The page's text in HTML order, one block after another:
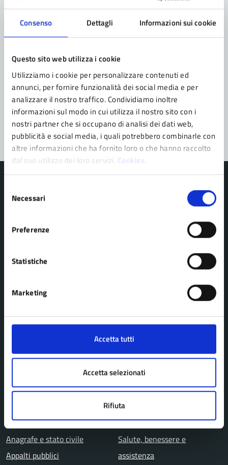
Consenso Dettagli Informazioni sui cookie
Questo sito web utilizza i cookie
Utilizziamo i cookie per personalizzare contenuti ed
annunci, per fornire funzionalità dei social media e per
analizzare il nostro traffico. Condividiamo inoltre
informazioni sul modo in cui utilizza il nostro sito con i
nostri partner che si occupano di analisi dei dati web,
pubblicità e social media, i quali potrebbero combinarle con
altre informazioni che ha fornito loro o che hanno raccolto
dal suo utilizzo dei loro servizi. Cookies.
delNecessari
Preferenze
Statistiche
Marketing
Accetta tutti
Accetta selezionati
Rifiuta
Contatta il comune
Leggi le domande frequenti
Prenota appuntamento
Problemi in città
Segnala disservizio
Enti e fondazioni
Aree amministrative
CATEGORIE DI SERVIZIO
Ambiente
Anagrafe e stato civile
Appalti pubblici
Imprese e commercio
Mobilità e trasporti
Salute, benessere e
assistenza